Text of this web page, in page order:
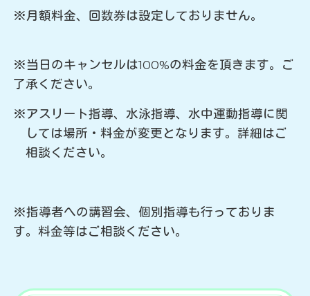
※月額料金、回数券は設定しておりません。
※当日のキャンセルは100%の料金を頂きます。ご
了承ください。
※アスリート指導、水泳指導、水中運動指導に関
しては場所・料金が変更となります。詳細はご
相談ください。
※指導者への講習会、個別指導も行っておりま
す。料金等はご相談ください。